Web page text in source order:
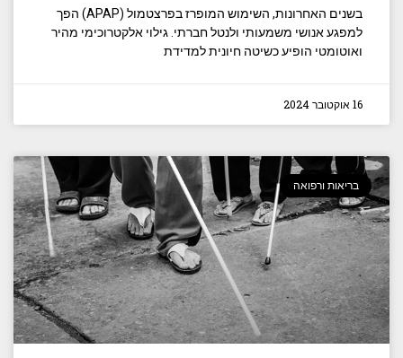
בשנים האחרונות, השימוש המופרז בפרצטמול (APAP) הפך
למפגע אנושי משמעותי ולנטל חברתי. גילוי אלקטרוכימי מהיר
ואוטומטי הופיע כשיטה חיונית למדידת
16 אוקטובר 2024
בריאות ורפואה